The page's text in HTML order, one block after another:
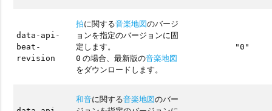
data-api-
beat-
revision
拍に関する音楽地図のバージ
ョンを指定のバージョンに固
定します。
0 の場合、最新版の音楽地図
をダウンロードします。
"0"
和音に関する音楽地図のバー